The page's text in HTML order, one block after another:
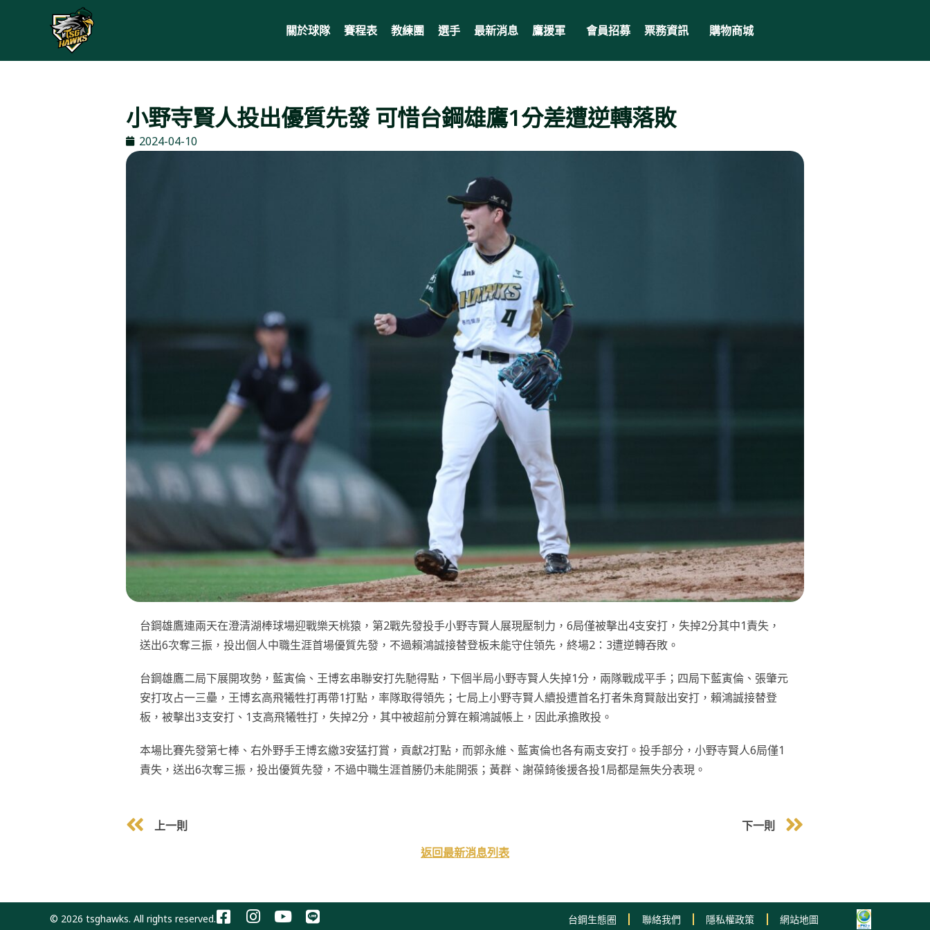
關於球隊 賽程表 教練團 選手 最新消息 鷹援軍 會員招募 票務資訊 購物商城
小野寺賢人投出優質先發 可惜台鋼雄鷹1分差遭逆轉落敗
2024-04-10
台鋼雄鷹連兩天在澄清湖棒球場迎戰樂天桃猿，第2戰先發投手小野寺賢人展現壓制力，6局僅被擊出4支安打，失掉2分其中1責失，
送出6次奪三振，投出個人中職生涯首場優質先發，不過賴鴻誠接替登板未能守住領先，終場2：3遭逆轉吞敗。
台鋼雄鷹二局下展開攻勢，藍寅倫、王博玄串聯安打先馳得點，下個半局小野寺賢人失掉1分，兩隊戰成平手；四局下藍寅倫、張肇元
安打攻占一三壘，王博玄高飛犧牲打再帶1打點，率隊取得領先；七局上小野寺賢人續投遭首名打者朱育賢敲出安打，賴鴻誠接替登
板，被擊出3支安打、1支高飛犧牲打，失掉2分，其中被超前分算在賴鴻誠帳上，因此承擔敗投。
本場比賽先發第七棒、右外野手王博玄繳3安猛打賞，貢獻2打點，而郭永維、藍寅倫也各有兩支安打。投手部分，小野寺賢人6局僅1
責失，送出6次奪三振，投出優質先發，不過中職生涯首勝仍未能開張；黃群、謝葆錡後援各投1局都是無失分表現。
上一則
下一則
返回最新消息列表
© 2026 tsghawks. All rights reserved. 台鋼生態圈 聯絡我們 隱私權政策 網站地圖